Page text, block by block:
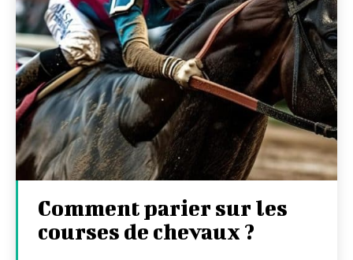
Comment parier sur les
courses de chevaux ?